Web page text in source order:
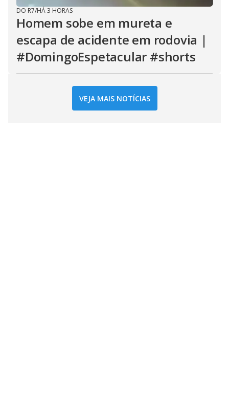
DO R7/HÁ 3 HORAS
Homem sobe em mureta e
escapa de acidente em rodovia |
#DomingoEspetacular #shorts
VEJA MAIS NOTÍCIAS